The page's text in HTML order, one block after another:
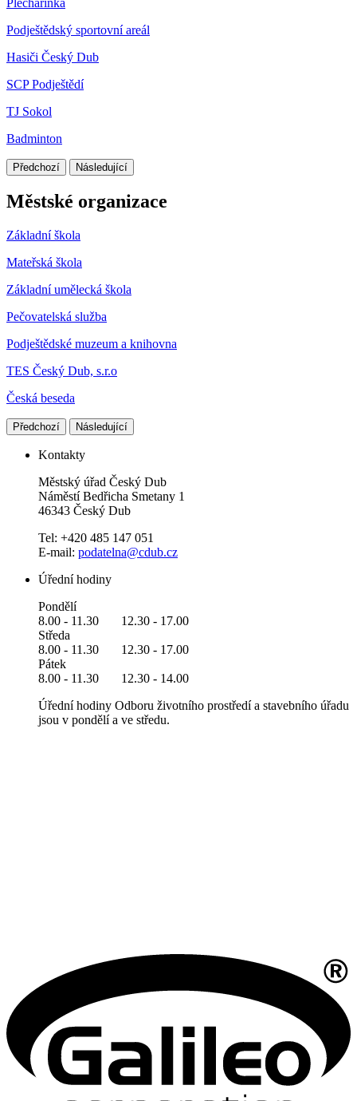
Podještědský sportovní areál
Hasiči Český Dub
SCP Podještědí
TJ Sokol
Badminton
Předchozí Následující
Městské organizace
Základní škola
Mateřská škola
Základní umělecká škola
Pečovatelská služba
Podještědské muzeum a knihovna
TES Český Dub, s.r.o
Česká beseda
Předchozí Následující
Kontakty
Městský úřad Český Dub
Náměstí Bedřicha Smetany 1
46343 Český Dub
Tel: +420 485 147 051
E-mail: podatelna@cdub.cz
Úřední hodiny
Pondělí
8.00 - 11.30 12.30 - 17.00
Středa
8.00 - 11.30 12.30 - 17.00
Pátek
8.00 - 11.30 12.30 - 14.00
Úřední hodiny Odboru životního prostředí a stavebního úřadu
jsou v pondělí a ve středu.